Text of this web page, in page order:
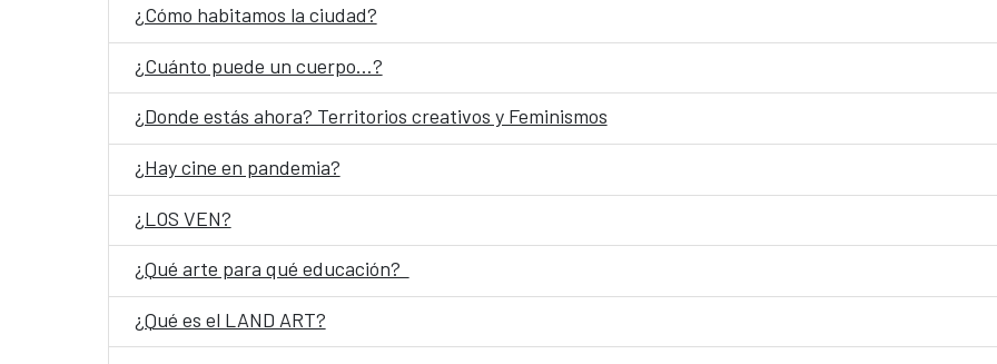
¿Cómo habitamos la ciudad?
¿Cuánto puede un cuerpo…?
¿Donde estás ahora? Territorios creativos y Feminismos
¿Hay cine en pandemia?
¿LOS VEN?
¿Qué arte para qué educación?
¿Qué es el LAND ART?